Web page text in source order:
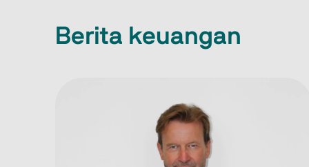
Berita keuangan